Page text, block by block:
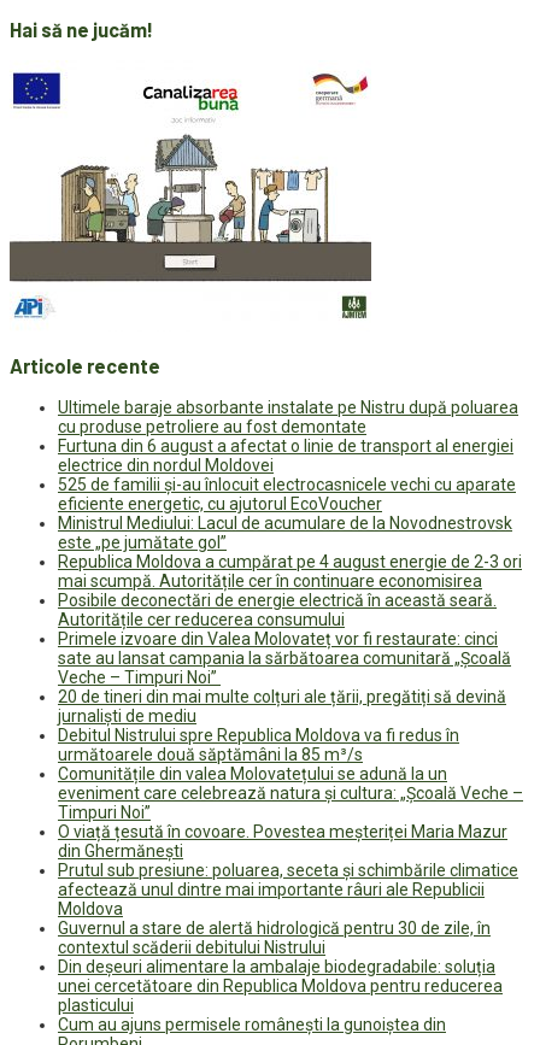
Hai să ne jucăm!
Articole recente
Ultimele baraje absorbante instalate pe Nistru după poluarea
cu produse petroliere au fost demontate
Furtuna din 6 august a afectat o linie de transport al energiei
electrice din nordul Moldovei
525 de familii și-au înlocuit electrocasnicele vechi cu aparate
eficiente energetic, cu ajutorul EcoVoucher
Ministrul Mediului: Lacul de acumulare de la Novodnestrovsk
este „pe jumătate gol”
Republica Moldova a cumpărat pe 4 august energie de 2-3 ori
mai scumpă. Autoritățile cer în continuare economisirea
Posibile deconectări de energie electrică în această seară.
Autoritățile cer reducerea consumului
Primele izvoare din Valea Molovateț vor fi restaurate: cinci
sate au lansat campania la sărbătoarea comunitară „Școală
Veche – Timpuri Noi”
20 de tineri din mai multe colțuri ale țării, pregătiți să devină
jurnaliști de mediu
Debitul Nistrului spre Republica Moldova va fi redus în
următoarele două săptămâni la 85 m³/s
Comunitățile din valea Molovatețului se adună la un
eveniment care celebrează natura și cultura: „Școală Veche –
Timpuri Noi”
O viață țesută în covoare. Povestea meșteriței Maria Mazur
din Ghermănești
Prutul sub presiune: poluarea, seceta și schimbările climatice
afectează unul dintre mai importante râuri ale Republicii
Moldova
Guvernul a stare de alertă hidrologică pentru 30 de zile, în
contextul scăderii debitului Nistrului
Din deșeuri alimentare la ambalaje biodegradabile: soluția
unei cercetătoare din Republica Moldova pentru reducerea
plasticului
Cum au ajuns permisele românești la gunoiștea din